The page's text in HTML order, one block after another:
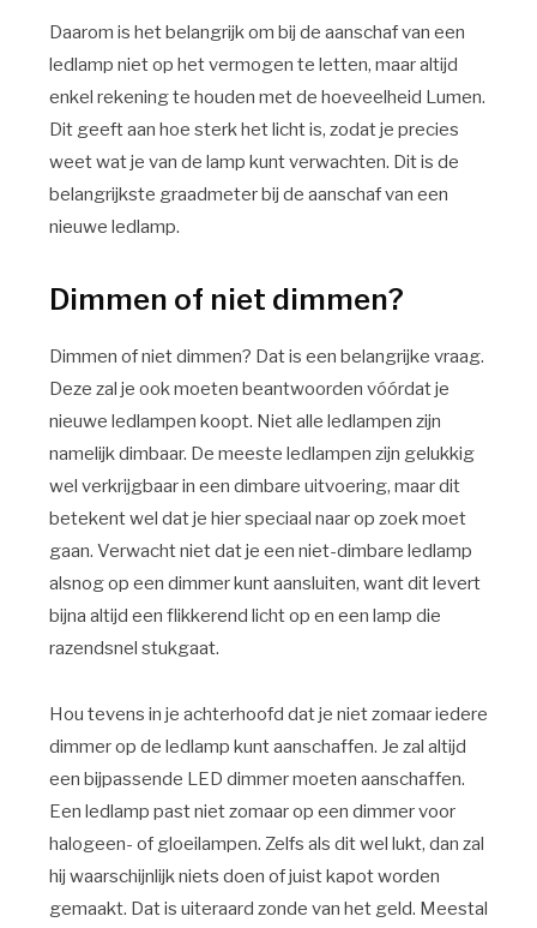
Daarom is het belangrijk om bij de aanschaf van een
ledlamp niet op het vermogen te letten, maar altijd
enkel rekening te houden met de hoeveelheid Lumen.
Dit geeft aan hoe sterk het licht is, zodat je precies
weet wat je van de lamp kunt verwachten. Dit is de
belangrijkste graadmeter bij de aanschaf van een
nieuwe ledlamp.
Dimmen of niet dimmen?
Dimmen of niet dimmen? Dat is een belangrijke vraag.
Deze zal je ook moeten beantwoorden vóórdat je
nieuwe ledlampen koopt. Niet alle ledlampen zijn
namelijk dimbaar. De meeste ledlampen zijn gelukkig
wel verkrijgbaar in een dimbare uitvoering, maar dit
betekent wel dat je hier speciaal naar op zoek moet
gaan. Verwacht niet dat je een niet-dimbare ledlamp
alsnog op een dimmer kunt aansluiten, want dit levert
bijna altijd een flikkerend licht op en een lamp die
razendsnel stukgaat.
Hou tevens in je achterhoofd dat je niet zomaar iedere
dimmer op de ledlamp kunt aanschaffen. Je zal altijd
een bijpassende LED dimmer moeten aanschaffen.
Een ledlamp past niet zomaar op een dimmer voor
halogeen- of gloeilampen. Zelfs als dit wel lukt, dan zal
hij waarschijnlijk niets doen of juist kapot worden
gemaakt. Dat is uiteraard zonde van het geld. Meestal